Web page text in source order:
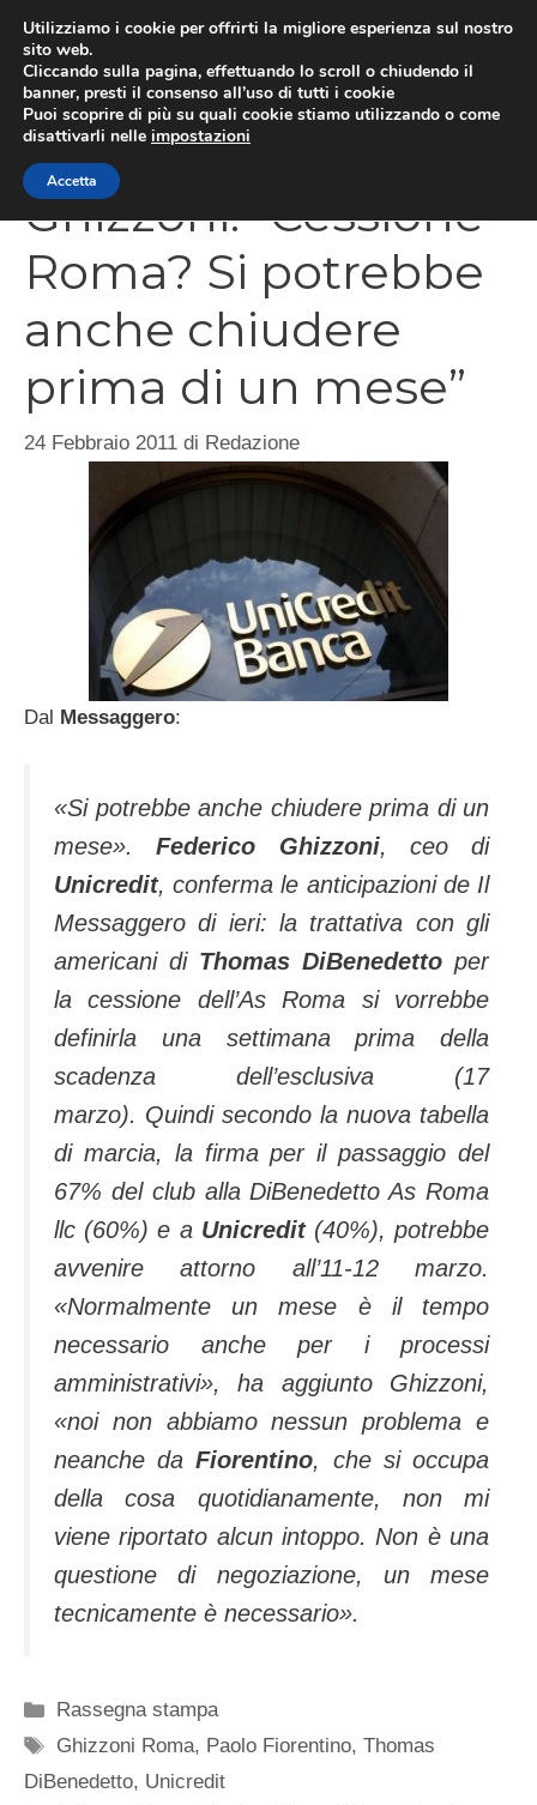
contenuto
Ghizzoni: “Cessione
Roma? Si potrebbe
anche chiudere
prima di un mese”
24 Febbraio 2011 di Redazione
Dal Messaggero:
«Si potrebbe anche chiudere prima di un
mese».Federico Ghizzoni, ceo di
Unicredit, conferma le anticipazioni de Il
Messaggero di ieri: la trattativa con gli
americani di Thomas DiBenedetto per
la cessione dell’As Roma si vorrebbe
definirla una settimana prima della
scadenza dell’esclusiva (17
marzo). Quindi secondo la nuova tabella
di marcia, la firma per il passaggio del
67% del club alla DiBenedetto As Roma
llc (60%) e a Unicredit (40%), potrebbe
avvenire attorno all’11-12 marzo.
«Normalmente un mese è il tempo
necessario anche per i processi
amministrativi», ha aggiunto Ghizzoni,
«noi non abbiamo nessun problema e
neanche daFiorentino, che si occupa
della cosa quotidianamente, non mi
viene riportato alcun intoppo. Non è una
questione di negoziazione, un mese
tecnicamente è necessario».
Categorie
Rassegna stampa
Tag
Ghizzoni Roma, Paolo Fiorentino,Thomas
DiBenedetto, Unicredit
Utilizziamo i cookie per offrirti la migliore esperienza sul nostro
sito web.
Cliccando sulla pagina, effettuando lo scroll o chiudendo il
banner, presti il consenso all’uso di tutti i cookie
Puoi scoprire di più su quali cookie stiamo utilizzando o come
disattivarli nelle impostazioni
Accetta